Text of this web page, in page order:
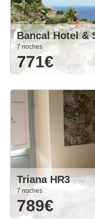
Bancal Hotel &
7 noches
771€
Triana HR3
7 noches
789€